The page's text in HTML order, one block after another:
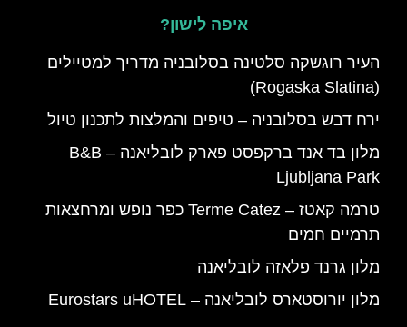
איפה לישון?
העיר רוגשקה סלטינה בסלובניה מדריך למטיילים
(Rogaska Slatina)
ירח דבש בסלובניה – טיפים והמלצות לתכנון טיול
מלון בד אנד ברקפסט פארק לובליאנה – B&B
Ljubljana Park
טרמה קאטז – Terme Catez כפר נופש ומרחצאות
תרמיים חמים
מלון גרנד פלאזה לובליאנה
מלון יורוסטארס לובליאנה – Eurostars uHOTEL